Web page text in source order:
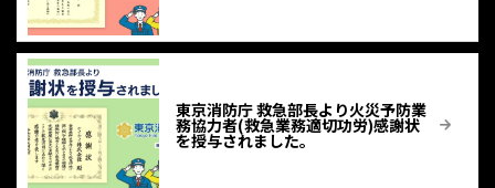
東京消防庁 救急部長より火災予防業
務協力者(救急業務適切功労)感謝状
を授与されました。